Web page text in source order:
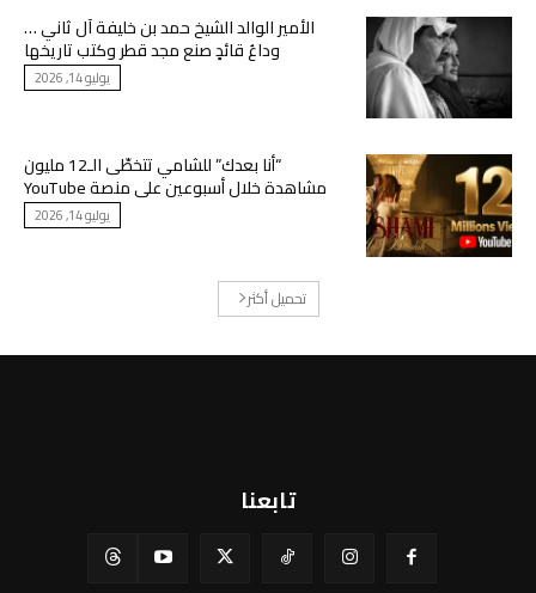
الأمير الوالد الشيخ حمد بن خليفة آل ثاني …
وداعُ قائدٍ صنع مجد قطر وكتب تاريخها
يوليو 14, 2026
“أنا بعدك” للشامي تتخطّى الـ12 مليون
مشاهدة خلال أسبوعين على منصة YouTube
يوليو 14, 2026
تحميل أكثر
تابعنا